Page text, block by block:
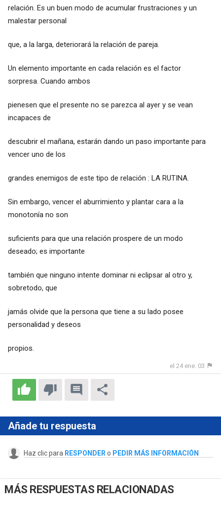
relación. Es un buen modo de acumular frustraciones y un
malestar personal
que, a la larga, deteriorará la relación de pareja.
Un elemento importante en cada relación es el factor
sorpresa. Cuando ambos
pienesen que el presente no se parezca al ayer y se vean
incapaces de
descubrir el mañana, estarán dando un paso importante para
vencer uno de los
grandes enemigos de este tipo de relación : LA RUTINA.
Sin embargo, vencer el aburrimiento y plantar cara a la
monotonía no son
suficients para que una relación prospere de un modo
deseado; es importante
también que ninguno intente dominar ni eclipsar al otro y,
sobretodo, que
jamás olvide que la persona que tiene a su lado posee
personalidad y deseos
propios.
el 24 ene. 03
Añade tu respuesta
Haz clic para RESPONDER o PEDIR MÁS INFORMACIÓN
MÁS RESPUESTAS RELACIONADAS